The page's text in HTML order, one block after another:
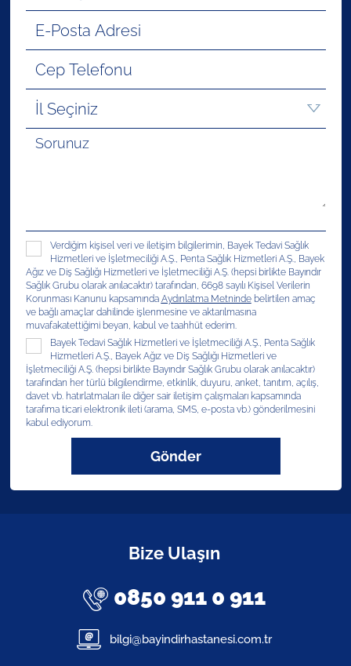
Verdiğim kişisel veri ve iletişim bilgilerimin, Bayek Tedavi Sağlık
Hizmetleri ve İşletmeciliği A.Ş., Penta Sağlık Hizmetleri A.Ş., Bayek
Ağız ve Diş Sağlığı Hizmetleri ve İşletmeciliği A.Ş. (hepsi birlikte Bayındır
Sağlık Grubu olarak anılacaktır) tarafından, 6698 sayılı Kişisel Verilerin
Korunması Kanunu kapsamında Aydınlatma Metnindebelirtilen amaç
ve bağlı amaçlar dahilinde işlenmesine ve aktarılmasına
muvafakatettiğimi beyan, kabul ve taahhüt ederim.
Bayek Tedavi Sağlık Hizmetleri ve İşletmeciliği A.Ş., Penta Sağlık
Hizmetleri A.Ş., Bayek Ağız ve Diş Sağlığı Hizmetleri ve
İşletmeciliği A.Ş. (hepsi birlikte Bayındır Sağlık Grubu olarak anılacaktır)
tarafından her türlü bilgilendirme, etkinlik, duyuru, anket, tanıtım, açılış,
davet vb. hatırlatmaları ile diğer sair iletişim çalışmaları kapsamında
tarafıma ticari elektronik ileti (arama, SMS, e-posta vb.) gönderilmesini
kabul ediyorum.
Gönder
Bize Ulaşın
0850 911 0 911
bilgi@bayindirhastanesi.com.tr